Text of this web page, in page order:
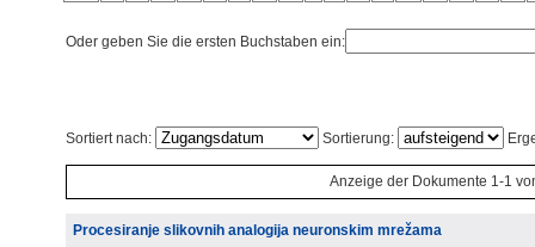
Oder geben Sie die ersten Buchstaben ein:
Sortiert nach: Sortierung:
Anzeige der Dokumente 1-1
Procesiranje slikovnih analogija neuronskim mrežama